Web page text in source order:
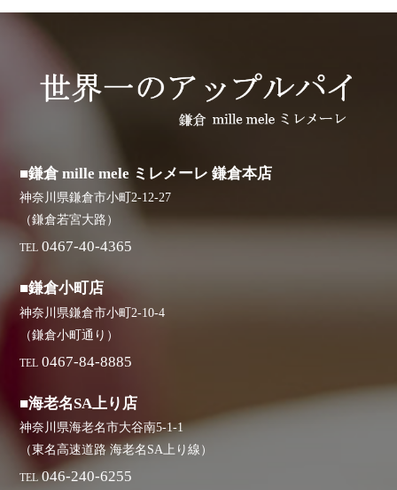
■鎌倉 mille mele ミレメーレ 鎌倉本店
神奈川県鎌倉市小町2-12-27
（鎌倉若宮大路）
TEL 0467-40-4365
■鎌倉小町店
神奈川県鎌倉市小町2-10-4
（鎌倉小町通り）
TEL 0467-84-8885
■海老名SA上り店
神奈川県海老名市大谷南5-1-1
（東名高速道路 海老名SA上り線）
TEL 046-240-6255